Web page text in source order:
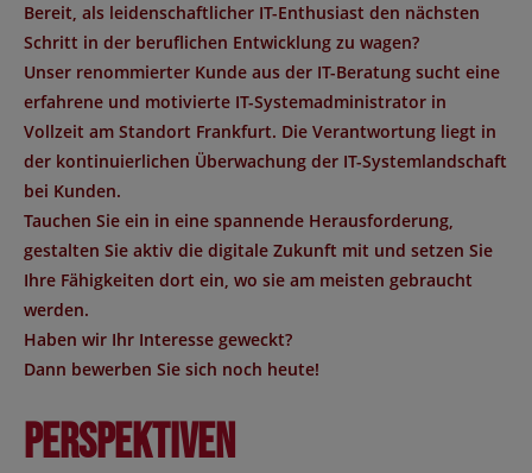
Bereit, als leidenschaftlicher IT-Enthusiast den nächsten
Schritt in der beruflichen Entwicklung zu wagen?
Unser renommierter Kunde aus der IT-Beratung sucht eine
erfahrene und motivierte IT-Systemadministrator in
Vollzeit am Standort Frankfurt. Die Verantwortung liegt in
der kontinuierlichen Überwachung der IT-Systemlandschaft
bei Kunden.
Tauchen Sie ein in eine spannende Herausforderung,
gestalten Sie aktiv die digitale Zukunft mit und setzen Sie
Ihre Fähigkeiten dort ein, wo sie am meisten gebraucht
werden.
Haben wir Ihr Interesse geweckt?
Dann bewerben Sie sich noch heute!
Perspektiven